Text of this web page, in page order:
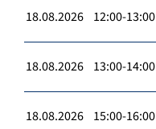
18.08.2026 12:00-13:00
18.08.2026 13:00-14:00
18.08.2026 15:00-16:00